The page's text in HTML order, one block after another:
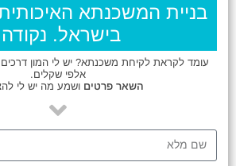
בניית המשכנתא
בישראל.
עומד לקראת לקיחת משכנתא? יש לי המון
אלפי שקלים.
השאר פרטים ושמע מה יש לי